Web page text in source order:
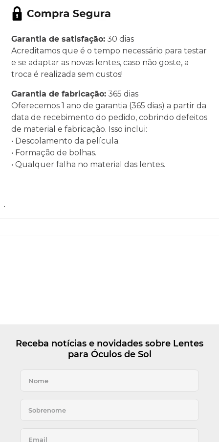
Garantia de satisfação: 30 dias
Acreditamos que é o tempo necessário para testar
e se adaptar as novas lentes, caso não goste, a
troca é realizada sem custos!
Garantia de fabricação: 365 dias
Oferecemos 1 ano de garantia (365 dias) a partir da
data de recebimento do pedido, cobrindo defeitos
de material e fabricação. Isso inclui:
• Descolamento da película.
• Formação de bolhas.
• Qualquer falha no material das lentes.
.
Receba notícias e novidades sobre Lentes
para Óculos de Sol